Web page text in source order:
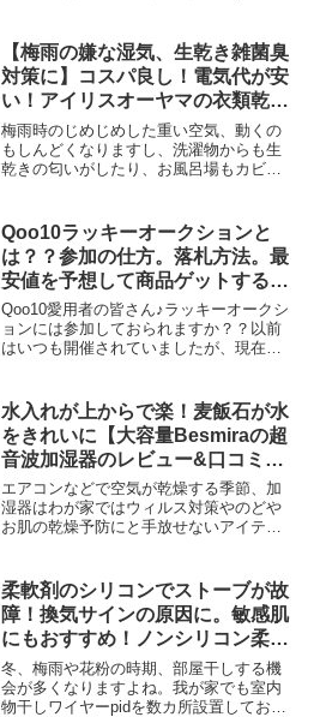
サリーも数百円で売っているのでオスス
メ。今回はあと300...
【梅雨の嫌な湿気、生乾き雑菌臭
対策に】コスパ良し！電気代が安
い！アイリスオーヤマの衣類乾燥
除湿機！使ってみたレビュー口コ
ミ
梅雨時のじめじめした重い空気、動くの
もしんどくなりますし、洗濯物からも生
乾きの匂いがしたり、お風呂場もカビが
導入しました。おかげで洗濯物もお風呂
場もカラッと乾き、生乾き...
Qoo10ラッキーオークションと
は？？参加の仕方。落札方法。最
安値を予想して商品ゲットする新
感覚オークション♪
Qoo10愛用者の皆さん♪ラッキーオークシ
ョンには参加しておられますか？？以前
はいつも開催されていましたが、現在イ
らない、どうしたら落札になるの？とお
思いの方も多いので...
水入れが上からで楽！麦飯石が水
をきれいに【大容量Besmiraの超
音波加湿器のレビュー&口コミ】
使いやすい大型加湿器
エアコンなどで空気が乾燥する季節、加
湿器はわが家ではウィルス対策やのどや
お肌の乾燥予防にと手放せないアイテム
が、大容量で水入れがとてもらくちんで
使いやすいと噂のBes...
柔軟剤のシリコンでストーブが故
障！換気サインの原因に。敏感肌
にもおすすめ！ノンシリコン柔軟
剤【マイランドリーのレビュー】
冬、梅雨や花粉の時期、部屋干しする機
会が多くなりますよね。我が家でも室内
物干しワイヤーpidを数カ所設置してお